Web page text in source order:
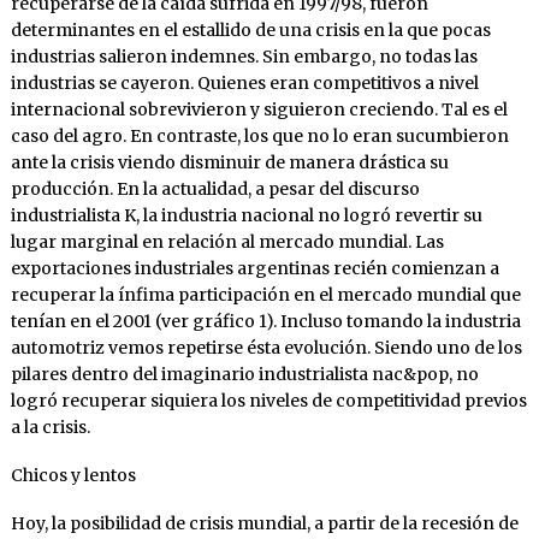
determinantes en el estallido de una crisis en la que pocas
industrias salieron indemnes. Sin embargo, no todas las
industrias se cayeron. Quienes eran competitivos a nivel
internacional sobrevivieron y siguieron creciendo. Tal es el
caso del agro. En contraste, los que no lo eran sucumbieron
ante la crisis viendo disminuir de manera drástica su
producción. En la actualidad, a pesar del discurso
industrialista K, la industria nacional no logró revertir su
lugar marginal en relación al mercado mundial. Las
exportaciones industriales argentinas recién comienzan a
recuperar la ínfima participación en el mercado mundial que
tenían en el 2001 (ver gráfico 1). Incluso tomando la industria
automotriz vemos repetirse ésta evolución. Siendo uno de los
pilares dentro del imaginario industrialista nac&pop, no
logró recuperar siquiera los niveles de competitividad previos
a la crisis.
Chicos y lentos
Hoy, la posibilidad de crisis mundial, a partir de la recesión de